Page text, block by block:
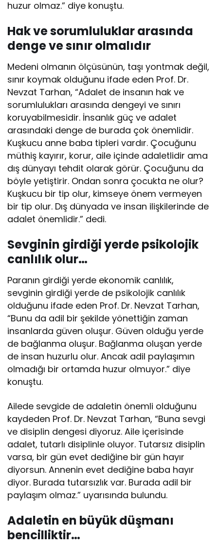
huzur olmaz.” diye konuştu.
Hak ve sorumluluklar arasında
denge ve sınır olmalıdır
Medeni olmanın ölçüsünün, taşı yontmak değil,
sınır koymak olduğunu ifade eden Prof. Dr.
Nevzat Tarhan, “Adalet de insanın hak ve
sorumlulukları arasında dengeyi ve sınırı
koruyabilmesidir. İnsanlık güç ve adalet
arasındaki denge de burada çok önemlidir.
Kuşkucu anne baba tipleri vardır. Çocuğunu
müthiş kayırır, korur, aile içinde adaletlidir ama
dış dünyayı tehdit olarak görür. Çocuğunu da
böyle yetiştirir. Ondan sonra çocukta ne olur?
Kuşkucu bir tip olur, kimseye önem vermeyen
bir tip olur. Dış dünyada ve insan ilişkilerinde de
adalet önemlidir.” dedi.
Sevginin girdiği yerde psikolojik
canlılık olur…
Paranın girdiği yerde ekonomik canlılık,
sevginin girdiği yerde de psikolojik canlılık
olduğunu ifade eden Prof. Dr. Nevzat Tarhan,
“Bunu da adil bir şekilde yönettiğin zaman
insanlarda güven oluşur. Güven olduğu yerde
de bağlanma oluşur. Bağlanma oluşan yerde
de insan huzurlu olur. Ancak adil paylaşımın
olmadığı bir ortamda huzur olmuyor.” diye
konuştu.
Ailede sevgide de adaletin önemli olduğunu
kaydeden Prof. Dr. Nevzat Tarhan, “Buna sevgi
ve disiplin dengesi diyoruz. Aile içerisinde
adalet, tutarlı disiplinle oluyor. Tutarsız disiplin
varsa, bir gün evet dediğine bir gün hayır
diyorsun. Annenin evet dediğine baba hayır
diyor. Burada tutarsızlık var. Burada adil bir
paylaşım olmaz.” uyarısında bulundu.
Adaletin en büyük düşmanı
bencilliktir…